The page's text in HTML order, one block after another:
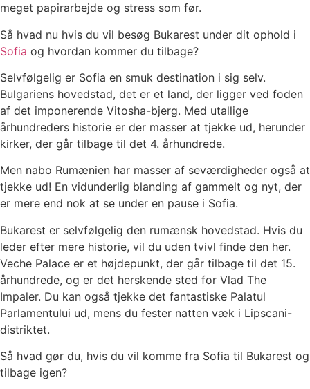
meget papirarbejde og stress som før.
Så hvad nu hvis du vil besøg Bukarest under dit ophold i
Sofia og hvordan kommer du tilbage?
Selvfølgelig er Sofia en smuk destination i sig selv.
Bulgariens hovedstad, det er et land, der ligger ved foden
af ​​det imponerende Vitosha-bjerg. Med utallige
århundreders historie er der masser at tjekke ud, herunder
kirker, der går tilbage til det 4. århundrede.
Men nabo Rumænien har masser af seværdigheder også at
tjekke ud! En vidunderlig blanding af gammelt og nyt, der
er mere end nok at se under en pause i Sofia.
Bukarest er selvfølgelig den rumænsk hovedstad. Hvis du
leder efter mere historie, vil du uden tvivl finde den her.
Veche Palace er et højdepunkt, der går tilbage til det 15.
århundrede, og er det herskende sted for Vlad The
Impaler. Du kan også tjekke det fantastiske Palatul
Parlamentului ud, mens du fester natten væk i Lipscani-
distriktet.
Så hvad gør du, hvis du vil komme fra Sofia til Bukarest og
tilbage igen?